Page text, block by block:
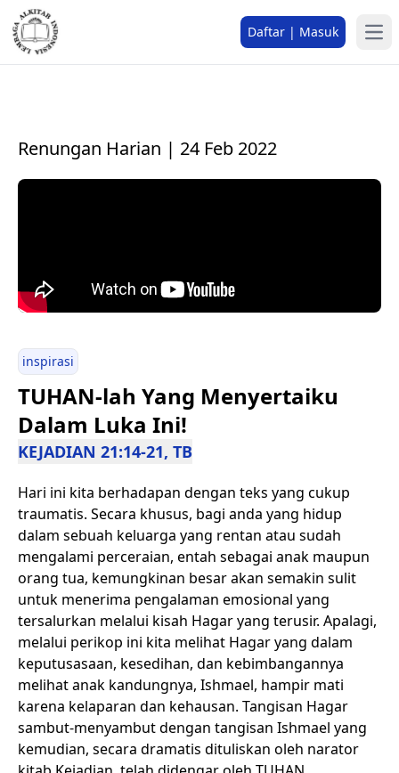
Daftar | Masuk
Renungan Harian | 24 Feb 2022
inspirasi
TUHAN-lah Yang Menyertaiku
Dalam Luka Ini!
KEJADIAN 21:14-21, TB
Hari ini kita berhadapan dengan teks yang cukup
traumatis. Secara khusus, bagi anda yang hidup
dalam sebuah keluarga yang rentan atau sudah
mengalami perceraian, entah sebagai anak maupun
orang tua, kemungkinan besar akan semakin sulit
untuk menerima pengalaman emosional yang
tersalurkan melalui kisah Hagar yang terusir. Apalagi,
melalui perikop ini kita melihat Hagar yang dalam
keputusasaan, kesedihan, dan kebimbangannya
melihat anak kandungnya, Ishmael, hampir mati
karena kelaparan dan kehausan. Tangisan Hagar
sambut-menyambut dengan tangisan Ishmael yang
kemudian, secara dramatis dituliskan oleh narator